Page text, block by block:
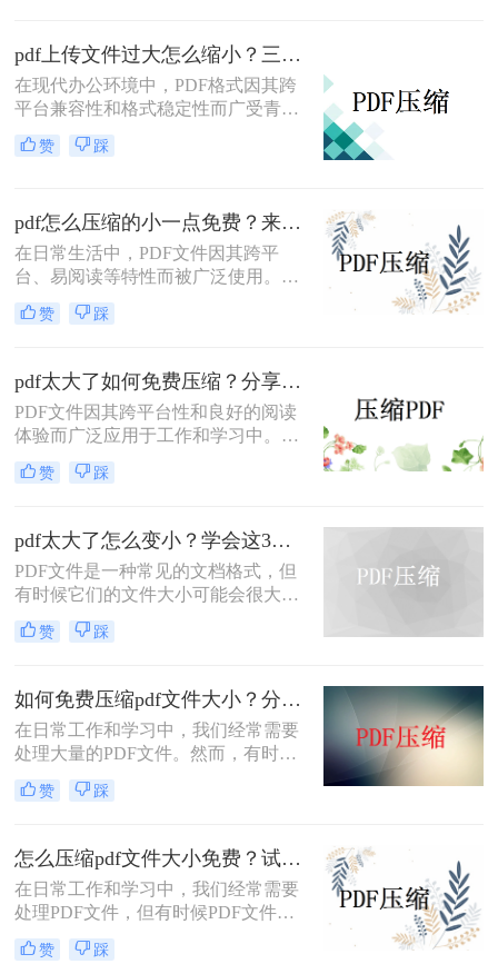
的方法。
pdf上传文件过大怎么缩小？三招助你轻松缩小！
在现代办公环境中，PDF格式因其跨
平台兼容性和格式稳定性而广受青
睐。然而，高清图片、复杂布局和丰
富内容往往导致PDF文件体积庞大，
绍三种简单实用的PDF压缩技巧，助
你轻松优化PDF文件，提升文档传输
效率。
赞 踩
pdf怎么压缩的小一点免费？来试试这二种压缩方法！
在日常生活中，PDF文件因其跨平
台、易阅读等特性而被广泛使用。然
而，当PDF文件体积过大时，会给存
储和传输带来诸多不便。那么pdf怎么
种免费且实用的PDF压缩方法。
赞 踩
pdf太大了如何免费压缩？分享二种压缩方法！
PDF文件因其跨平台性和良好的阅读
体验而广泛应用于工作和学习中。然
而，有时PDF文件体积过大，不仅占
用存储空间，还会影响传输速度。那
介绍两种免费压缩PDF文件的方法。
赞 踩
pdf太大了怎么变小？学会这3个方法就够了！
PDF文件是一种常见的文档格式，但
有时候它们的文件大小可能会很大，
难以通过电子邮件或其他方式共享。
在这种情况下，大家可以使用以下方
大了怎么变小吧。
赞 踩
如何免费压缩pdf文件大小？分享二个实用压缩方法！
在日常工作和学习中，我们经常需要
处理大量的PDF文件。然而，有时候
PDF文件过大，不仅占用存储空间，
还会影响上传和分享的速度。为了解
文将介绍两种免费压缩PDF文件大小
的方法。
赞 踩
怎么压缩pdf文件大小免费？试试这二种压缩方法！
在日常工作和学习中，我们经常需要
处理PDF文件，但有时候PDF文件过
大，不便于传输和存储。那么怎么压
缩pdf文件大小免费呢？本文将介绍两
赞 踩